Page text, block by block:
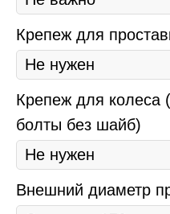
Крепеж для
Крепеж для колеса
болты без шайб)
Внешний диаметр